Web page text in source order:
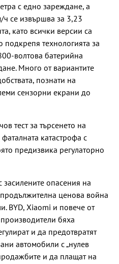
с едно зареждане, а
се извършва за 3,23
като всички версии са
подкрепя технологията за
волтова батерийна
Много от вариантите
познати на
сензорни екрани до
тест за търсенето на
катастрофа с
предизвика регулаторно
засилените опасения на
ценова война
BYD, Xiaomi и повече от
бяха
и да предотвратят
автомобили с „нулев
и да плащат на